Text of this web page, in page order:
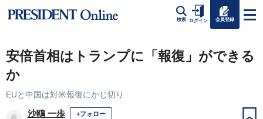
検索 ログイン 会員登録
安倍首相はトランプに「報復」ができる
か
EUと中国は対米報復にかじ切り
沙鴎 一歩 +フォロー